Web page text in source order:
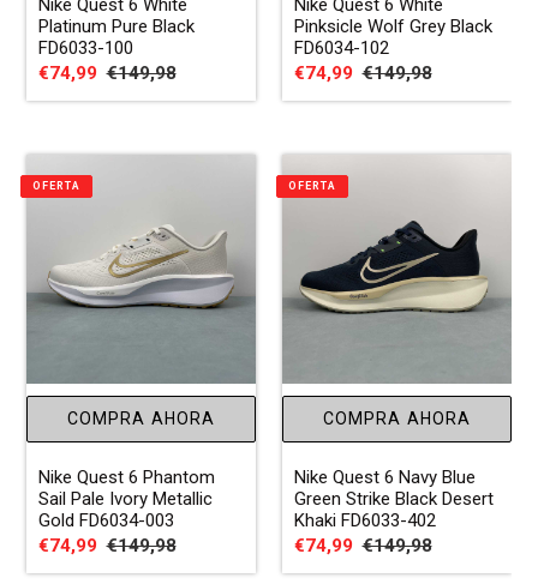
Nike Quest 6 White
Platinum Pure Black
FD6033-100
Precio
de
€74,99 Precio
habitual
€149,98
Nike Quest 6 White
Pinksicle Wolf Grey Black
FD6034-102
Precio
de
€74,99 Precio
habitual
€149,98
COMPRA AHORA
Nike Quest 6 Phantom
Sail Pale Ivory Metallic
Gold FD6034-003
Precio
de
€74,99 Precio
habitual
€149,98
OFERTA
COMPRA AHORA
Nike Quest 6 Navy Blue
Green Strike Black Desert
Khaki FD6033-402
Precio
de
€74,99 Precio
habitual
€149,98
OFERTA